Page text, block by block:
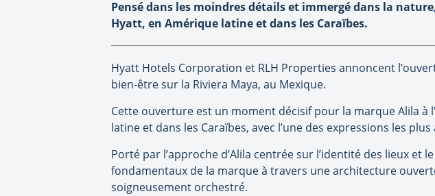
Pensé dans les moindres détails et immergé dans la
Hyatt, en Amérique latine et dans les Caraïbes.
Hyatt Hotels Corporation et RLH Properties annoncent
bien-être sur la Riviera Maya, au Mexique.
Cette ouverture est un moment décisif pour la marque Alila à
latine et dans les Caraïbes, avec l’une des expressions les
Porté par l’approche d’Alila centrée sur l’identité des lieux
fondamentaux de la marque à travers une architecture
soigneusement orchestré.